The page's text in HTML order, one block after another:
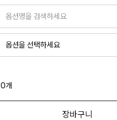
옵션명을 검색하세요
옵션을 선택하세요
0개
장바구니